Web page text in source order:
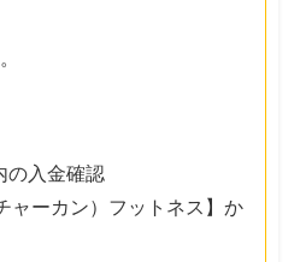
の入金確認
ャーカン）フットネス】か